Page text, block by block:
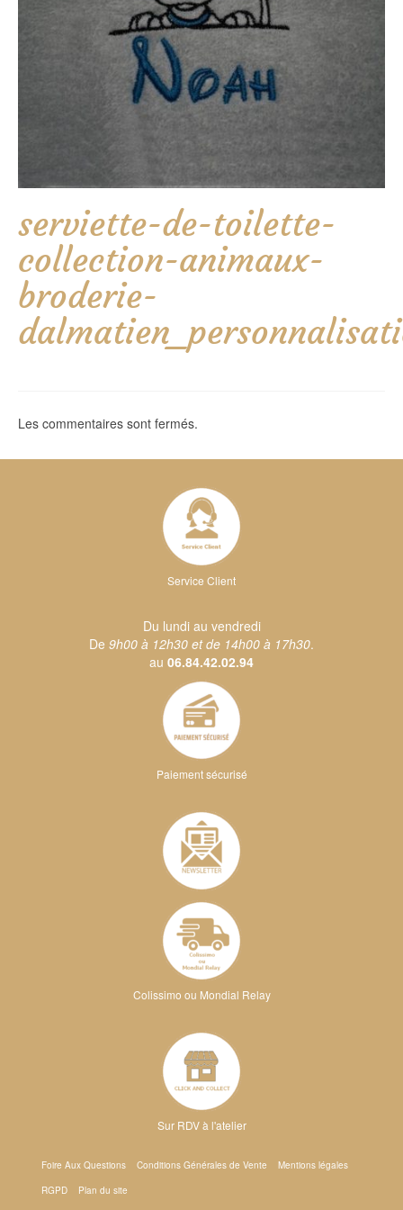
serviette-de-toilette-
collection-animaux-
broderie-
Les commentaires sont fermés.
Service Client
Du lundi au vendredi
De 9h00 à 12h30 et de 14h00 à 17h30.
au 06.84.42.02.94
Paiement sécurisé
Colissimo ou Mondial Relay
Sur RDV à l'atelier
Foire Aux Questions Conditions Générales de Vente
Mentions légales
RGPD
Plan du site